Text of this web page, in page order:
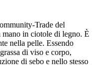
Trade del
mano in ciotole di legno. È
nella pelle. Essendo
di viso e corpo,
di sebo e nello stesso